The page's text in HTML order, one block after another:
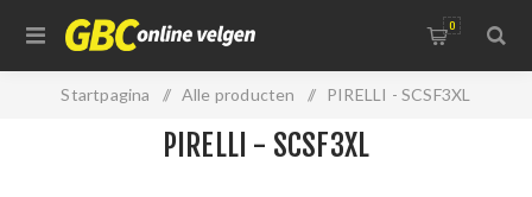
0
Startpagina / Alle producten / PIRELLI - SCSF3XL
PIRELLI - SCSF3XL